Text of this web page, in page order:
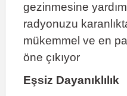
gezinmesine
radyonuzu
mükemmel ve en
öne çıkıyor
Eşsiz Dayanıklılık